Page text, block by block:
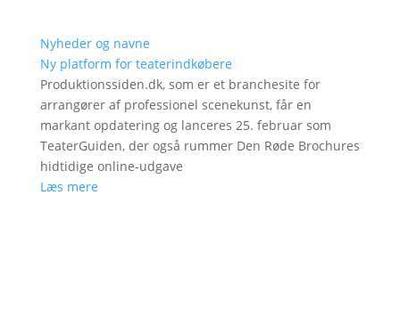
Nyheder og navne
Ny platform for teaterindkøbere
Produktionssiden.dk, som er et branchesite for
arrangører af professionel scenekunst, får en
markant opdatering og lanceres 25. februar som
TeaterGuiden, der også rummer Den Røde Brochures
hidtidige online-udgave
Læs mere